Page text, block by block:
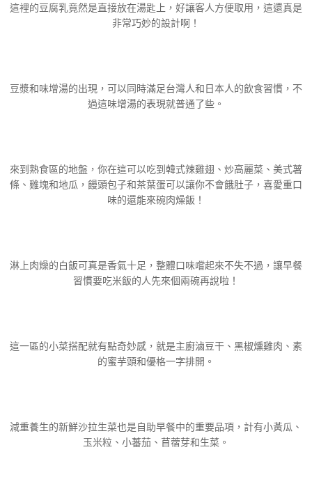
這裡的豆腐乳竟然是直接放在湯匙上，好讓客人方便取用，這還真是
非常巧妙的設計啊！
豆漿和味增湯的出現，可以同時滿足台灣人和日本人的飲食習慣，不
過這味增湯的表現就普通了些。
來到熟食區的地盤，你在這可以吃到韓式辣雞翅、炒高麗菜、美式薯
條、雞塊和地瓜，饅頭包子和茶葉蛋可以讓你不會餓肚子，喜愛重口
味的還能來碗肉燥飯！
淋上肉燥的白飯可真是香氣十足，整體口味嚐起來不失不過，讓早餐
習慣要吃米飯的人先來個兩碗再說啦！
這一區的小菜搭配就有點奇妙感，就是主廚滷豆干、黑椒燻雞肉、素
的蜜芋頭和優格一字排開。
減重養生的新鮮沙拉生菜也是自助早餐中的重要品項，計有小黃瓜、
玉米粒、小蕃茄、苜蓿芽和生菜。